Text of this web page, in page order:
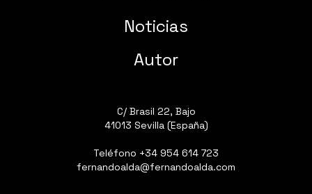
Noticias
Autor
C/ Brasil 22, Bajo
41013 Sevilla (España)
Teléfono +34 954 614 723
fernandoalda@fernandoalda.com